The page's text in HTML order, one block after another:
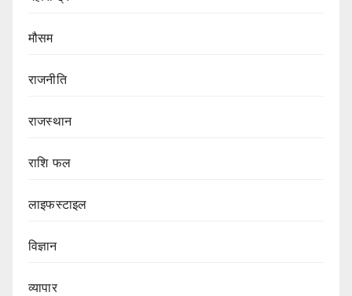
मौसम
राजनीति
राजस्थान
राशि फल
लाइफस्टाइल
विज्ञान
व्यापार